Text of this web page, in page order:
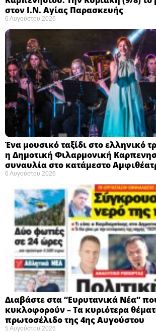
στον Ι.Ν. Αγίας Παρασκευής
6 Αυγούστου 2026
Ένα μουσικό ταξίδι στο ελληνικό
η Δημοτική Φιλαρμονική
συναυλία στο κατάμεστο
6 Αυγούστου 2026
Διαβάστε στα “Ευρυτανικά Νέα”
κυκλοφορούν – Τα κυριότερα
πρωτοσέλιδο της 4ης Αυγούστου
5 Αυγούστου 2026